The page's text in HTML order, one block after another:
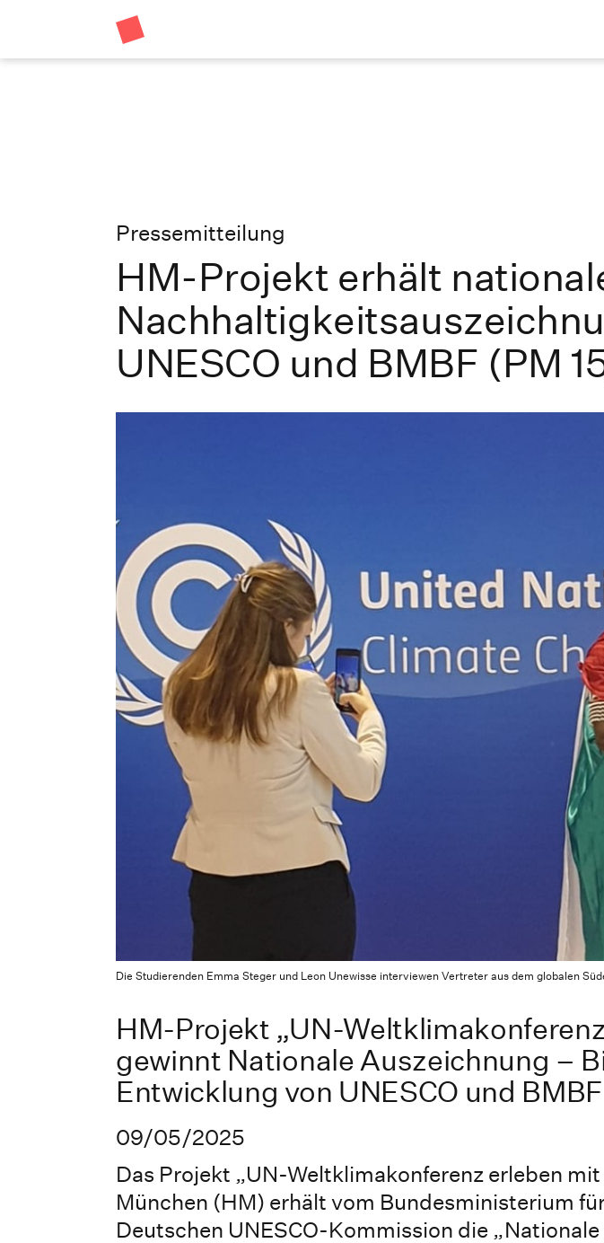
Pressemitteilung
HM-Projekt erhält
UNESCO und BMBF (PM
Die Studierenden Emma Steger und Leon Unewisse interviewen Vertreter aus dem globalen
HM-Projekt „UN-
gewinnt Nationale Auszeichnung –
Entwicklung von UNESCO und BMBF
09/05/2025
Das Projekt „UN-Weltklimakonferenz erleben
München (HM) erhält vom Bundesministerium
Deutschen UNESCO-Kommission die